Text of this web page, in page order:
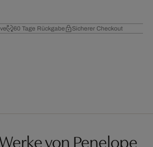
60 Tage Rückgabe Sicherer Checkout
von Penelope